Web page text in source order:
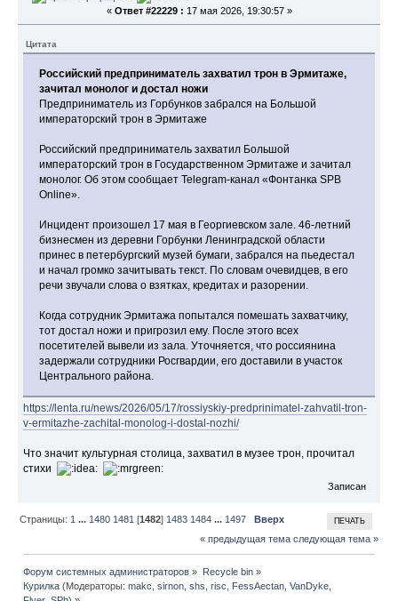
« Ответ #22229 : 17 мая 2026, 19:30:57 »
Цитата
Российский предприниматель захватил трон в Эрмитаже,
зачитал монолог и достал ножи
Предприниматель из Горбунков забрался на Большой
императорский трон в Эрмитаже
Российский предприниматель захватил Большой
императорский трон в Государственном Эрмитаже и зачитал
монолог. Об этом сообщает Telegram-канал «Фонтанка SPB
Online».
Инцидент произошел 17 мая в Георгиевском зале. 46-летний
бизнесмен из деревни Горбунки Ленинградской области
принес в петербургский музей бумаги, забрался на пьедестал
и начал громко зачитывать текст. По словам очевидцев, в его
речи звучали слова о взятках, кредитах и разорении.
Когда сотрудник Эрмитажа попытался помешать захватчику,
тот достал ножи и пригрозил ему. После этого всех
посетителей вывели из зала. Уточняется, что россиянина
задержали сотрудники Росгвардии, его доставили в участок
Центрального района.
https://lenta.ru/news/2026/05/17/rossiyskiy-predprinimatel-zahvatil-tron-
v-ermitazhe-zachital-monolog-i-dostal-nozhi/
Что значит культурная столица, захватил в музее трон, прочитал
стихи
Записан
ПЕЧАТЬ
Страницы:1 ...1480 1481 [1482]1483 1484 ...1497
Вверх
« предыдущая тема следующая тема »
Форум системных администраторов » Recycle bin»
Курилка (Модераторы:makc ,sirnon ,shs ,risc FessAectan ,VanDyke